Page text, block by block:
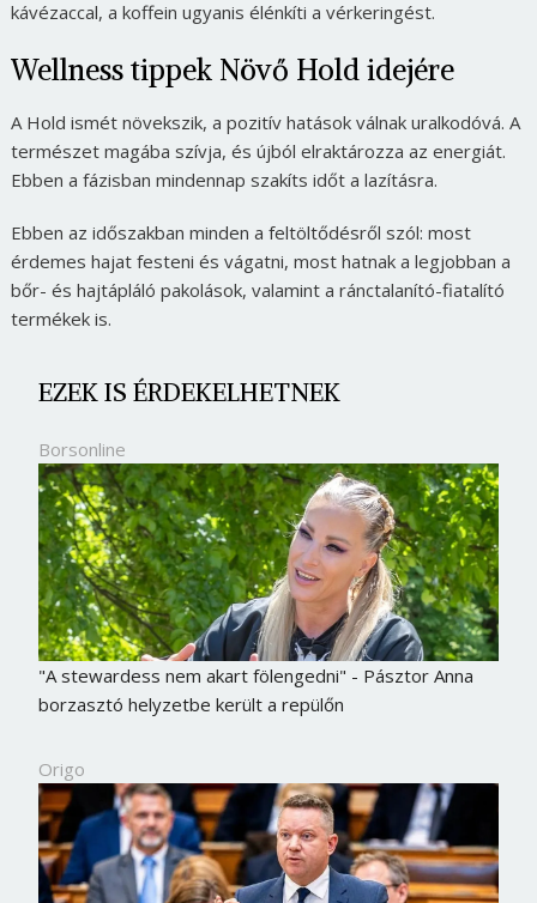
kávézaccal, a koffein ugyanis élénkíti a vérkeringést.
Wellness tippek Növő Hold idejére
A Hold ismét növekszik, a pozitív hatások válnak uralkodóvá. A
természet magába szívja, és újból elraktározza az energiát.
Ebben a fázisban mindennap szakíts időt a lazításra.
Ebben az időszakban minden a feltöltődésről szól: most
érdemes hajat festeni és vágatni, most hatnak a legjobban a
bőr- és hajtápláló pakolások, valamint a ránctalanító-fiatalító
termékek is.
EZEK IS ÉRDEKELHETNEK
Borsonline
"A stewardess nem akart fölengedni" - Pásztor Anna
borzasztó helyzetbe került a repülőn
Origo